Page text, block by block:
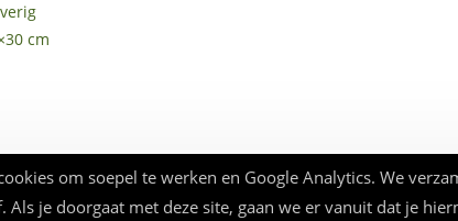
cm
© Beauforthuis 2026 - webbouw
om soepel te werken en Google Analytics. We
je doorgaat met deze site, gaan we er vanuit dat je